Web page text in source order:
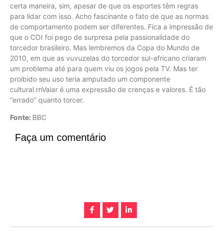
certa maneira, sim, apesar de que os esportes têm regras
para lidar com isso. Acho fascinante o fato de que as normas
de comportamento podem ser diferentes. Fica a impressão de
que o COI foi pego de surpresa pela passionalidade do
torcedor brasileiro. Mas lembremos da Copa do Mundo de
2010, em que as vuvuzelas do torcedor sul-africano criaram
um problema até para quem viu os jogos pela TV. Mas ter
proibido seu uso teria amputado um componente
cultural.rnVaiar é uma expressão de crenças e valores. É tão
“errado” quanto torcer.
Fonte: BBC
Faça um comentário